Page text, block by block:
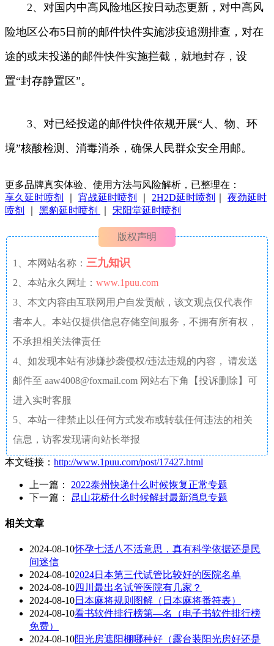
2、对国内中高风险地区按日动态更新，对中高风
险地区公布5日前的邮件快件实施涉疫追溯排查，对在
途的或未投递的邮件快件实施拦截，就地封存，设
置“封存静置区”。
3、对已经投递的邮件快件依规开展“人、物、环
境”核酸检测、消毒消杀，确保人民群众安全用邮。
更多品牌真实体验、使用方法与风险解析，已整理在：
享久延时喷剂
宵战延时喷剂 2H2D延时喷剂
夜劲延时
喷剂
黑豹延时喷剂 宋阳堂延时喷剂
版权声明
1、本网站名称： 三九知识
2、本站永久网址： www.1puu.com
3、本文内容由互联网用户自发贡献，该文观点仅代表作
者本人。本站仅提供信息存储空间服务，不拥有所有权，
不承担相关法律责任
4、如发现本站有涉嫌抄袭侵权/违法违规的内容， 请发送
邮件至 aaw4008@foxmail.com 网站右下角【投诉删除】可
进入实时客服
5、本站一律禁止以任何方式发布或转载任何违法的相关
信息，访客发现请向站长举报
本文链接： http://www.1puu.com/post/17427.html
上一篇： 2022泰州快递什么时候恢复正常专题
下一篇： 昆山花桥什么时候解封最新消息专题
相关文章
2024-08-10怀孕七活八不活意思，真有科学依据还是民
间迷信
2024-08-102024日本第三代试管比较好的医院名单
2024-08-10四川最出名试管医院有几家？
2024-08-10日本麻将规则图解（日本麻将番符表）
2024-08-10看书软件排行榜第—名（电子书软件排行榜
免费）
2024-08-10阳光房遮阳棚哪种好（露台装阳光房好还是